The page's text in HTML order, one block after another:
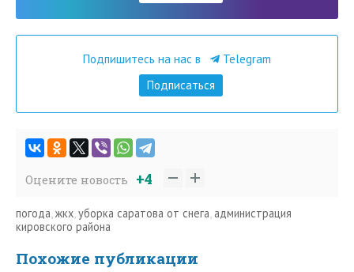
Подпишитесь на нас в
Telegram
Подписаться
Оцените новость +4
погода,жкх,уборка саратова от снега, администрация
кировского района
Похожие публикации